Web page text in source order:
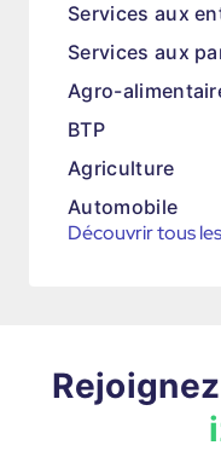
Services aux
Services aux
Agro-
BTP
Agriculture
Automobile
Découvrir tous